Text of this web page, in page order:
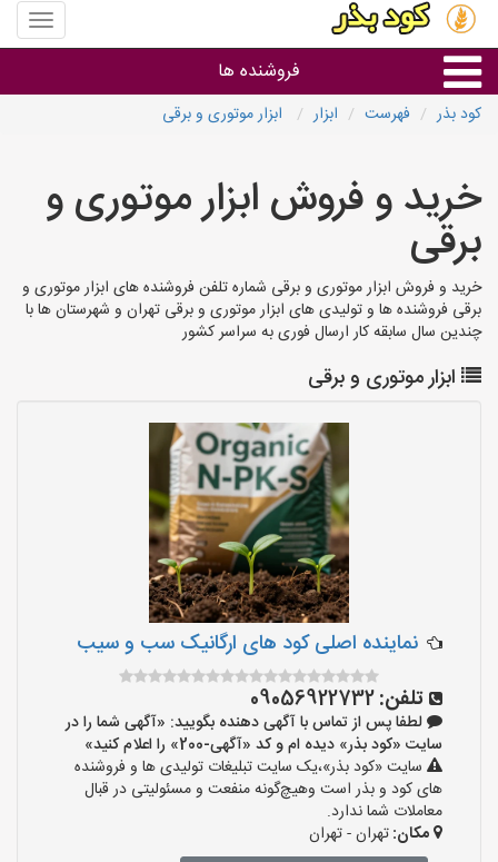
منوی
سایت
بذر
فروشنده ها
استان ها
کود بذر فهرست ابزار ابزار موتوری و برقی
خرید و فروش ابزار موتوری و
برقی
خرید و فروش ابزار موتوری و برقی شماره تلفن فروشنده های ابزار موتوری و
برقی فروشنده ها و تولیدی های ابزار موتوری و برقی تهران و شهرستان ها با
چندین سال سابقه کار ارسال فوری به سراسر کشور
ابزار موتوری و برقی
نماینده اصلی کود های ارگانیک سب و سیب
تلفن:09056922732
لطفا پس از تماس با آگهی دهنده بگویید: «آگهی شما را در
سایت «کود بذر» دیده ام و کد «آگهی-200» را اعلام کنید»
سایت «کود بذر»،یک سایت تبلیغات تولیدی ها و فروشنده
های کود و بذر است وهیچ‌گونه منفعت و مسئولیتی در قبال
معاملات شما ندارد.
مکان:تهران - تهران